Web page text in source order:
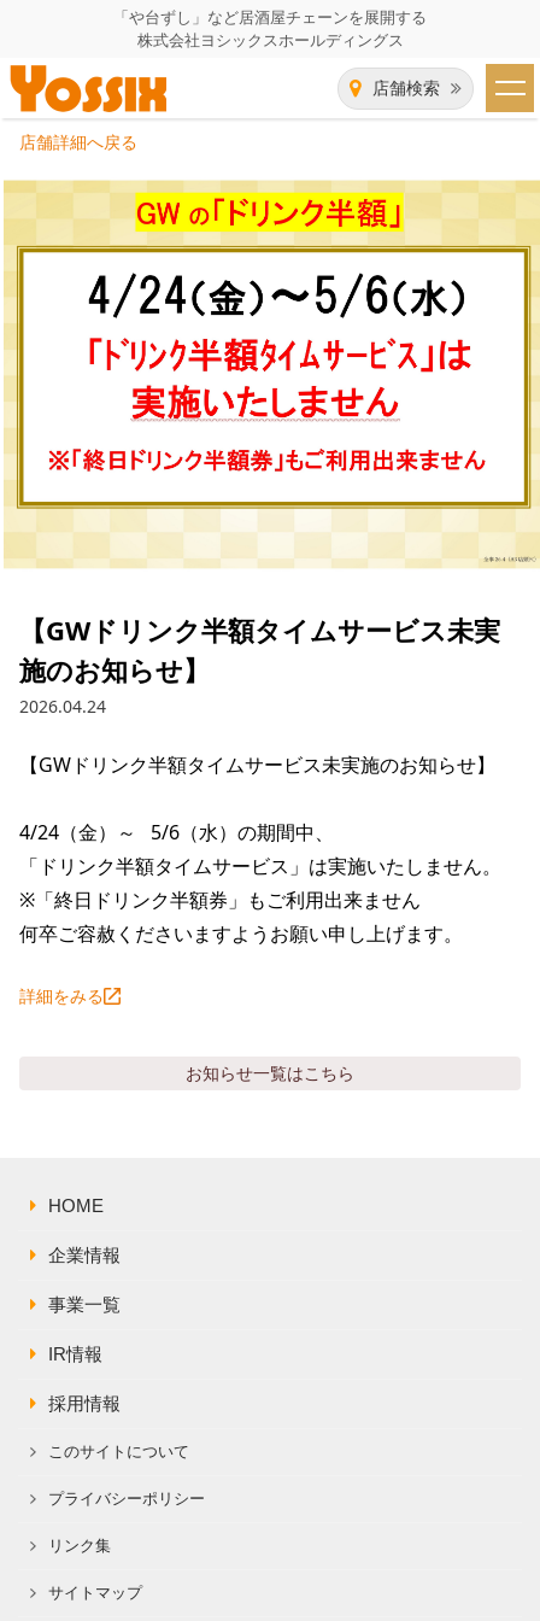
「や台ずし」など居酒屋チェーンを展開する
株式会社ヨシックスホールディングス
店舗検索
HOME
企業情報
企業情報トップ
代表者あいさつ
グループ会社
会社概要
沿革
経営陣
所在地
事業一覧
飲食事業紹介
飲食事業紹介トップ
や台ずし
焼とりてっぱん
や台や
海老どて食堂
IR（株主・投資家）情報
会長メッセージ
コーポレートガバナンス
財務情報
業績推移
株式情報
IRライブラリトップ
決算短信
有価証券報告書等法定開示資料
株主総会関連資料
IRカレンダー
株価情報
パート・アルバイト
店舗物件・店舗施工管理業者の募集
お問い合わせ
お問い合わせトップ
このサイトについて
プライバシーポリシー
リンク集
サイトマップ
店舗詳細へ戻る
【GWドリンク半額タイムサービス未実
施のお知らせ】
2026.04.24
【GWドリンク半額タイムサービス未実施のお知らせ】
4/24（金）～   5/6（水）の期間中、
「ドリンク半額タイムサービス」は実施いたしません。
※「終日ドリンク半額券」もご利用出来ません
何卒ご容赦くださいますようお願い申し上げます。
詳細をみる
お知らせ一覧はこちら
HOME
企業情報
事業一覧
IR情報
採用情報
このサイトについて
プライバシーポリシー
リンク集
サイトマップ